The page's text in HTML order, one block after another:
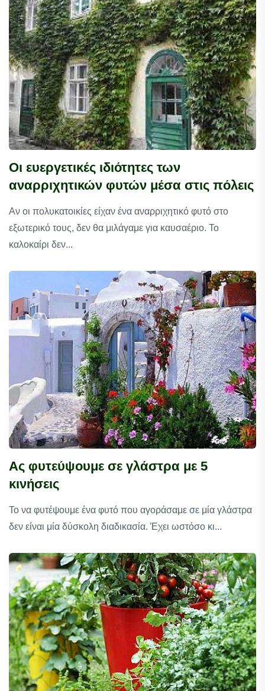
Οι ευεργετικές ιδιότητες των
αναρριχητικών φυτών μέσα στις πόλεις
Αν οι πολυκατοικίες είχαν ένα αναρριχητικό φυτό στο
εξωτερικό τους, δεν θα μιλάγαμε για καυσαέριο. Το
καλοκαίρι δεν...
Ας φυτεύψουμε σε γλάστρα με 5
κινήσεις
Το να φυτέψουμε ένα φυτό που αγοράσαμε σε μία γλάστρα
δεν είναι μία δύσκολη διαδικασία. Έχει ωστόσο κι...